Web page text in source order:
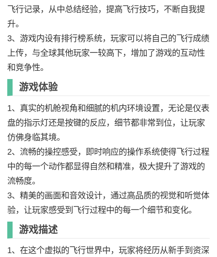
飞行记录，从中总结经验，提高飞行技巧，不断自我提
升。
3、游戏内设有排行榜系统，玩家可以将自己的飞行成绩
上传，与全球其他玩家一较高下，增加了游戏的互动性
和竞争性。
游戏体验
1、真实的机舱视角和细腻的机内环境设置，无论是仪表
盘的指示灯还是按键的反应，细节都非常到位，让玩家
仿佛身临其境。
2、流畅的操控感受，即时响应的操作系统使得飞行过程
中的每一个动作都显得自然和精准，极大提升了游戏的
流畅度。
3、精美的画面和音效设计，通过高品质的视觉和听觉体
验，让玩家感受到飞行过程中的每一个细节和变化。
游戏描述
1、在这个虚拟的飞行世界中，玩家将经历从新手到资深